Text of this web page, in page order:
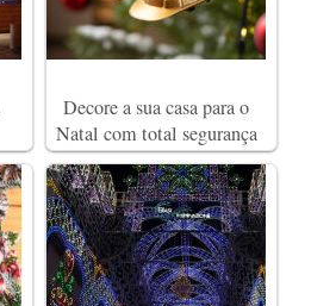
Decore a sua casa para o
Natal com total segurança